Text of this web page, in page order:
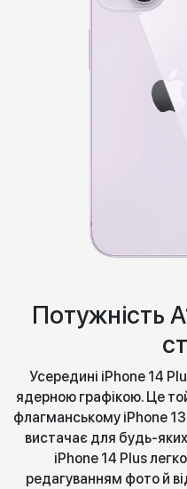
Потужність
Усередині iPhone 14
ядерною графікою. Це
флагманському iPhone
вистачає для будь-
iPhone 14 Plus
редагуванням фото й